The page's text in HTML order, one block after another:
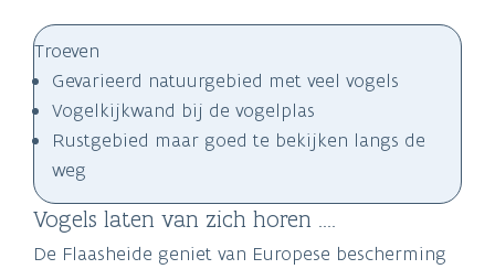
Troeven
Gevarieerd natuurgebied met veel vogels
Vogelkijkwand bij de vogelplas
Rustgebied maar goed te bekijken langs de
weg
Vogels laten van zich horen ....
De Flaasheide geniet van Europese bescherming